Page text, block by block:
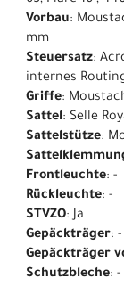
Vorbau:
mm
Steuersatz:
internes
Griffe:
Sattel: Selle
Sattelstütze:
Frontleuchte: -
Rückleuchte: -
STVZO: Ja
Gepäckträger: -
Gepäckträger
Schutzbleche: -